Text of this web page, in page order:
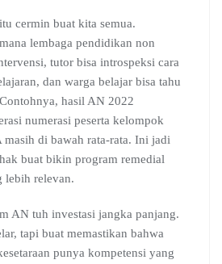
cermin buat kita semua.
lembaga pendidikan non
tutor bisa introspeksi cara
dan warga belajar bisa tahu
hasil AN 2022
numerasi peserta kelompok
masih di bawah rata-rata. Ini jadi
buat bikin program remedial
lebih relevan.
AN tuh investasi jangka panjang.
tapi buat memastikan bahwa
punya kompetensi yang